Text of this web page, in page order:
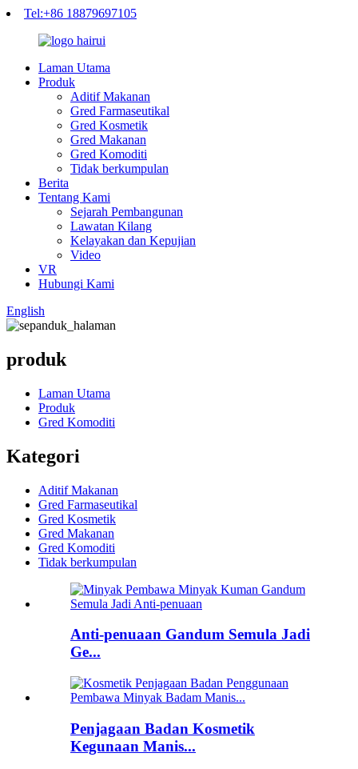
Tel:+86 18879697105
Laman Utama
Produk
Aditif Makanan
Gred Farmaseutikal
Gred Kosmetik
Gred Makanan
Gred Komoditi
Tidak berkumpulan
Berita
Tentang Kami
Sejarah Pembangunan
Lawatan Kilang
Kelayakan dan Kepujian
Video
VR
Hubungi Kami
English
produk
Laman Utama
Produk
Gred Komoditi
Kategori
Aditif Makanan
Gred Farmaseutikal
Gred Kosmetik
Gred Makanan
Gred Komoditi
Tidak berkumpulan
Anti-penuaan Gandum Semula Jadi
Ge...
Penjagaan Badan Kosmetik
Kegunaan Manis...